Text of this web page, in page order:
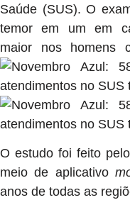
Saúde (SUS). O
temor em um em
maior nos homens
O estudo foi feito
meio de aplicativo
anos de todas as